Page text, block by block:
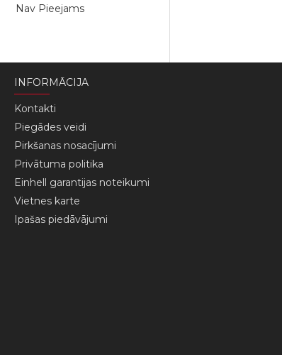
Nav Pieejams
INFORMĀCIJA
Kontakti
Piegādes veidi
Pirkšanas nosacījumi
Privātuma politika
Einhell garantijas noteikumi
Vietnes karte
Ipašas piedāvājumi